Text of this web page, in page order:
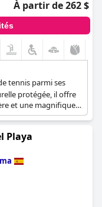
À partir de 262 $
tennis parmi ses
protégée, il offre
et une magnifique
Playa